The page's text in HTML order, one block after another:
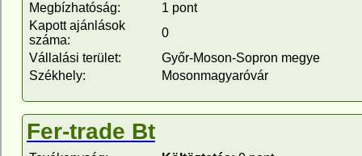
Megbízhatóság:
1 pont
Kapott ajánlások
száma:
0
Vállalási terület:
Győr-Moson-Sopron megye
Székhely:
Mosonmagyaróvár
Fer-trade Bt